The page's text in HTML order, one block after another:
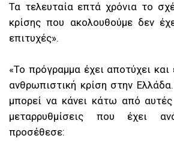
Τα τελευταία επτά χρόνια το
κρίσης που ακολουθούμε δεν
επιτυχές».
«Το πρόγραμμα έχει αποτύχει και
ανθρωπιστική κρίση στην
μπορεί να κάνει κάτω από αυτές
μεταρρυθμίσεις που έχει
προσέθεσε: